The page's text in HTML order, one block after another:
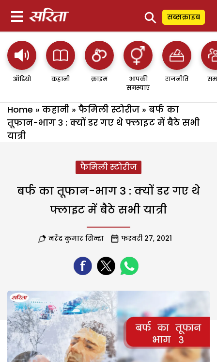
⚲ सब्सक्राइब
ऑडियो कहानी क्राइम
आपकी
समस्याएं
राजनीति
Home » कहानी » फैमिली स्टोरीज » बर्फ का
तूफान-भाग 3 : क्यों डर गए थे फ्लाइट में बैठे सभी
यात्री
फैमिली स्टोरीज
बर्फ का तूफान-भाग 3 : क्यों डर गए थे
फ्लाइट में बैठे सभी यात्री
नरेंद्र कुमार सिन्हा फरवरी 27, 2021